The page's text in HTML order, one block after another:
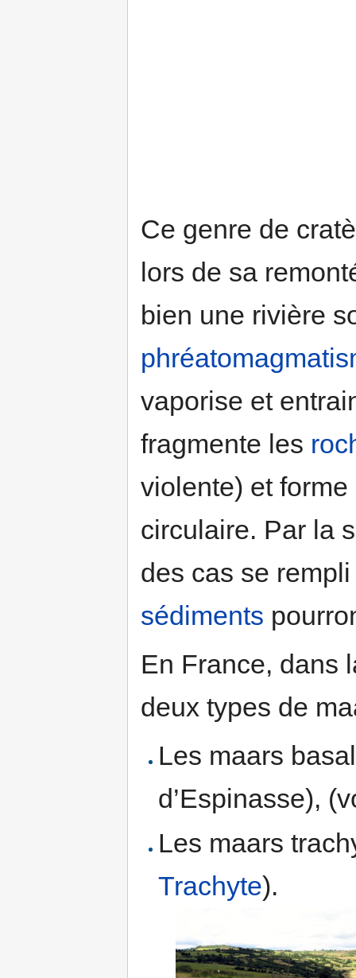
Ce genre de
lors de sa
bien une rivière
vaporise et
fragmente les
violente) et
circulaire. Par la
des cas se
sédiments
En France, dans
deux types de
Les maars
d’Espinasse),
Les maars
Trachyte).